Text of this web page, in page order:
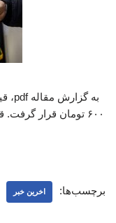
برچسب‌ها: اخرین خبر